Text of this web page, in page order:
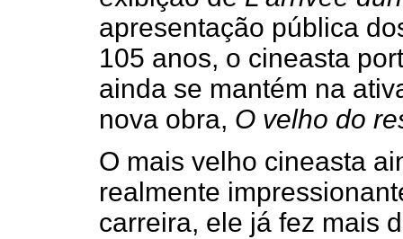
apresentação pública
105 anos, o cineasta
ainda se mantém na
nova obra, O velho do
O mais velho cineasta
realmente
carreira, ele já fez mais